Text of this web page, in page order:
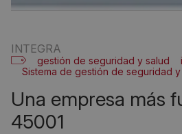
INTEGRA
gestión de seguridad y salud
Sistema de gestión de seguridad y
una empresa más fuerte con iso
45001